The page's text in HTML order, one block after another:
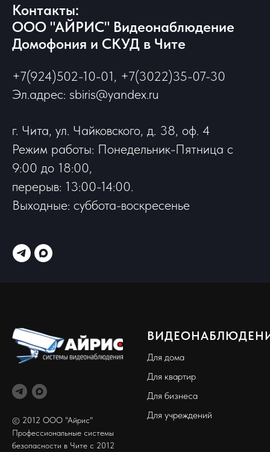
Контакты:
ООО "АЙРИС" Видеонаблюдение
Домофония и СКУД в Чите
+7(924)502-10-01, +7(3022)35-07-30
Эл.адрес: sbiris@yandex.ru
г. Чита, ул. Чайковского, д. 38, оф. 4
Режим работы: Понедельник-Пятница с
9:00 до 18:00,
перерыв: 13:00-14:00.
Выходные: суббота-воскресенье
© 2012 ООО "Айрис"
Профессиональные системы
безопасности в Чите с 2012
Для дома
Для квартир
Для бизнеса
Для учреждений